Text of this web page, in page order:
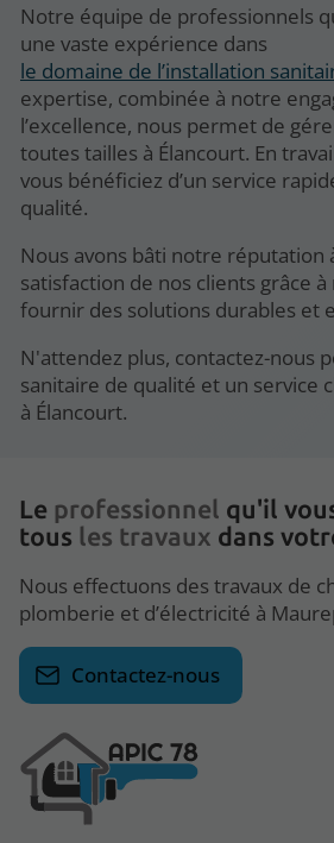
Notre équipe de professionnels
une vaste expérience dans
le domaine de l’installation
expertise, combinée à notre
l’excellence, nous permet de
toutes tailles à Élancourt. En
vous bénéficiez d’un service
qualité.
Nous avons bâti notre réputation
satisfaction de nos clients grâce
fournir des solutions durables et
N'attendez plus, contactez-nous
sanitaire de qualité et un service
à Élancourt.
Le professionnel qu'il
tous les travaux dans
Nous effectuons des travaux de
plomberie et d’électricité à
Contactez-nous